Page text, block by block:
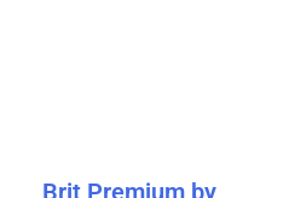
Brit Premium by